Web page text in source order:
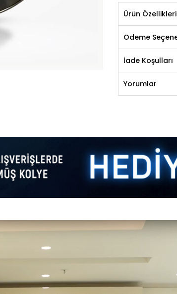
Ürün Özellikleri
Ödeme
İade Koşulları
Yorumlar